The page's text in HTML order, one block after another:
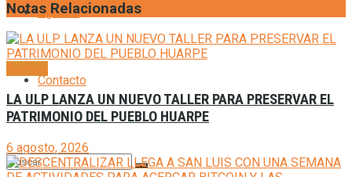
Agenda
Contacto
Notas Relacionadas
LA ULP LANZA UN NUEVO TALLER PARA PRESERVAR EL
PATRIMONIO DEL PUEBLO HUARPE
6 agosto, 2026